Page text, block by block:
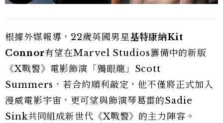
根據外媒報導，22歲英國男星基特康納Kit
Connor有望在Marvel Studios籌備中的新版
《X戰警》電影飾演「獨眼龍」Scott
Summers，若合約順利敲定，他不僅將正式加入
漫威電影宇宙，更可望與飾演琴葛雷的Sadie
Sink共同組成新世代《X戰警》的主力陣容。